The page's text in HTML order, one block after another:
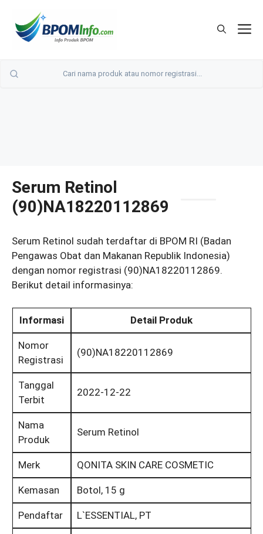
Serum Retinol
(90)NA18220112869
Serum Retinol sudah terdaftar di BPOM RI (Badan
Pengawas Obat dan Makanan Republik Indonesia)
dengan nomor registrasi (90)NA18220112869.
Berikut detail informasinya:
Informasi Detail Produk
Nomor
Registrasi
(90)NA18220112869
Tanggal
Terbit
2022-12-22
Nama
Produk
Serum Retinol
Merk QONITA SKIN CARE COSMETIC
Kemasan Botol, 15 g
Pendaftar L`ESSENTIAL, PT